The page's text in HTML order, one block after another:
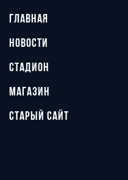
ГЛАВНАЯ
НОВОСТИ
СТАДИОН
МАГАЗИН
СТАРЫЙ САЙТ